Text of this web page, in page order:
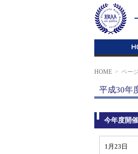
HOME > ページ
平成30年
今年度開
1月23日